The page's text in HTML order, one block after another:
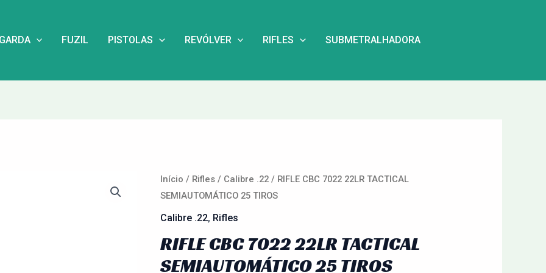
FUZIL PISTOLAS REVÓLVER RIFLES SUBMETRALHADORA
Início / Rifles / Calibre .22 / RIFLE CBC 7022 22LR TACTICAL
SEMIAUTOMÁTICO 25 TIROS
Calibre .22, Rifles
RIFLE CBC 7022 22LR TACTICAL
SEMIAUTOMÁTICO 25 TIROS